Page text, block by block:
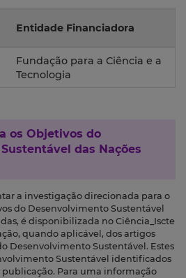
Entidade Financiadora
Fundação para a Ciência e a
Tecnologia
os Objetivos do
das Nações
a investigação direcionada para o
do Desenvolvimento Sustentável
é disponibilizada no Ciência_Iscte
quando aplicável, dos artigos
Desenvolvimento Sustentável. Estes
Sustentável identificados
publicação. Para uma informação